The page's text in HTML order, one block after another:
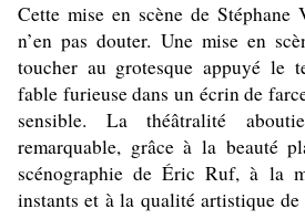
Cette mise en scène de Stéphane
n’en pas douter. Une mise en
toucher au grotesque appuyé le
fable furieuse dans un écrin de
sensible. La théâtralité
remarquable, grâce à la beauté
scénographie de Éric Ruf, à la
instants et à la qualité artistique